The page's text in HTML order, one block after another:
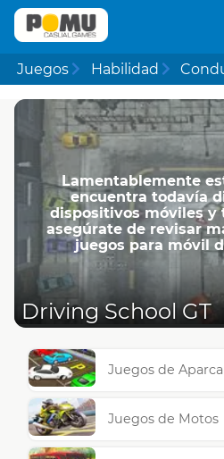
Juegos Habilidad
Lamentablemente
encuentra todavía
dispositivos móviles y
asegúrate de revisar
juegos para móvil
Driving School GT
Juegos de
Juegos de Motos